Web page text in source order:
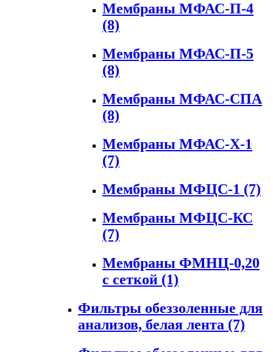
Мембраны МФАС-П-4
(8)
Мембраны МФАС-П-5
(8)
Мембраны МФАС-СПА
(8)
Мембраны МФАС-Х-1
(7)
Мембраны МФЦС-1 (7)
Мембраны МФЦС-КС
(7)
Мембраны ФМНЦ-0,20
с сеткой (1)
Фильтры обеззоленные для
анализов, белая лента (7)